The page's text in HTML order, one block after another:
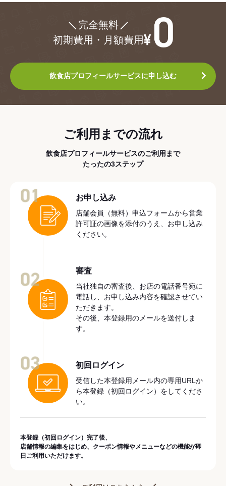
完全無料
初期費用・月額費用
飲食店プロフィールサービスに申し込む
ご利用までの流れ
飲食店プロフィールサービスのご利用まで
たったの3ステップ
お申し込み
店舗会員（無料）申込フォームから営業
許可証の画像を添付のうえ、お申し込み
ください。
審査
当社独自の審査後、お店の電話番号宛に
電話し、お申し込み内容を確認させてい
ただきます。
その後、本登録用のメールを送付しま
す。
初回ログイン
受信した本登録用メール内の専用URLか
ら本登録（初回ログイン）をしてくださ
い。
本登録（初回ログイン）完了後、
店舗情報の編集をはじめ、クーポン情報やメニューなどの機能が即
日ご利用いただけます。